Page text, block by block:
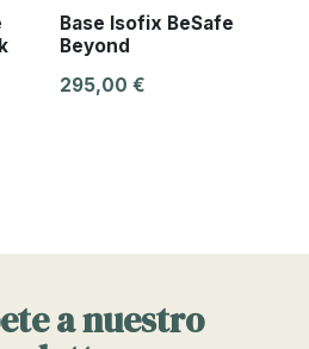
Base Isofix BeSafe
Beyond
295,00 €
a nuestro